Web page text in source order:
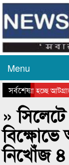
Menu
সর্বশেষ
যাওয়া হচ্ছে আটগ্রামে
পুরস্কার বিতরণ
» সিলেটে
নিখোঁজ